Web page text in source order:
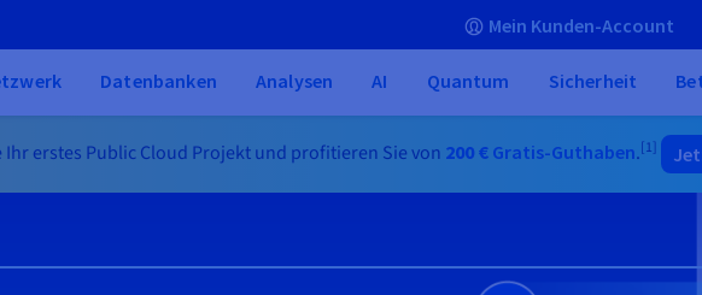
Mein Kunden-Account
Datenbanken Analysen AI Quantum Sicherheit
Ihr erstes Public Cloud Projekt und profitieren Sie von 200 €Gratis-Guthaben.[1]